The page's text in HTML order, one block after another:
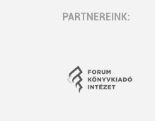
PARTNEREINK: